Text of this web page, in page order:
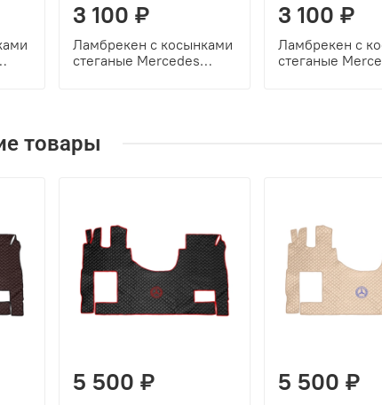
3 100 ₽
Ламбрекен с косынками
стеганые Mercedes
3 100 ₽
Ламбрекен с
стеганые
товары
5 500 ₽ 5 500 ₽